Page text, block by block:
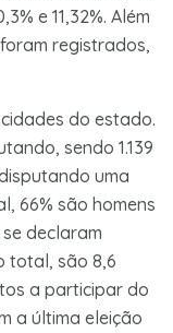
e 11,32%. Além
registrados,
do estado.
sendo 1.139
uma
66% são homens
declaram
total, são 8,6
a participar do
a última eleição